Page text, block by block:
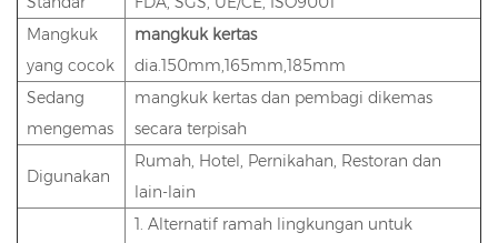
Mangkuk
yang cocok
mangkuk kertas
dia.150mm,165mm,185mm
Sedang
mengemas
mangkuk kertas dan pembagi dikemas
secara terpisah
Digunakan
Rumah, Hotel, Pernikahan, Restoran dan
lain-lain
1. Alternatif ramah lingkungan untuk